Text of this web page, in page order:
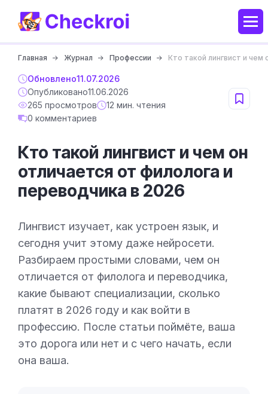
Главная Журнал Профессии Кто такой лингвист и
Обновлено11.07.2026
Опубликовано11.06.2026
265 просмотров
12 мин. чтения
0 комментариев
Кто такой лингвист и чем он
отличается от филолога и
переводчика в 2026
Лингвист изучает, как устроен язык, и
сегодня учит этому даже нейросети.
Разбираем простыми словами, чем он
отличается от филолога и переводчика,
какие бывают специализации, сколько
платят в 2026 году и как войти в
профессию. После статьи поймёте, ваша
это дорога или нет и с чего начать, если
она ваша.